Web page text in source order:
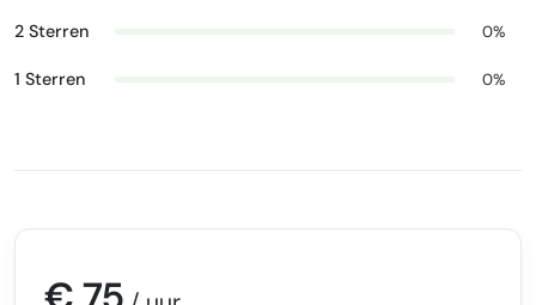
2 Sterren 0%
1 Sterren 0%